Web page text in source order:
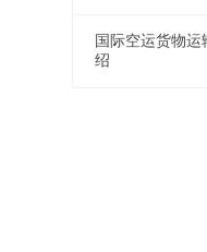
国际空运货物
绍